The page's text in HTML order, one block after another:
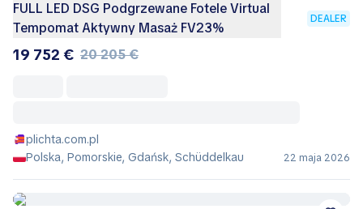
FULL LED DSG Podgrzewane Fotele Virtual
Tempomat Aktywny Masaż FV23%
DEALER
19 752 € 20 205 €
plichta.com.pl
Polska, Pomorskie, Gdańsk, Schüddelkau
22 maja 2026